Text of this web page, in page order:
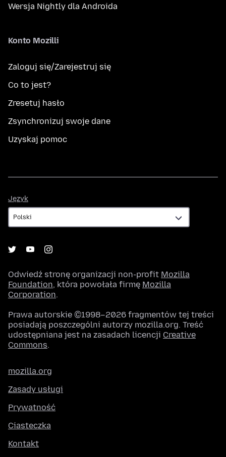
Wersja Nightly dla Androida
Konto Mozilli
Zaloguj się/Zarejestruj się
Co to jest?
Zresetuj hasło
Zsynchronizuj swoje dane
Uzyskaj pomoc
Język
Odwiedź stronę organizacji non-profit Mozilla
Foundation, która powołała firmę Mozilla
Corporation.
Prawa autorskie ©1998–2026 fragmentów tej treści
posiadają poszczególni autorzy mozilla.org. Treść
udostępniana jest na zasadach licencji Creative
Commons.
mozilla.org
Zasady usługi
Prywatność
Ciasteczka
Kontakt